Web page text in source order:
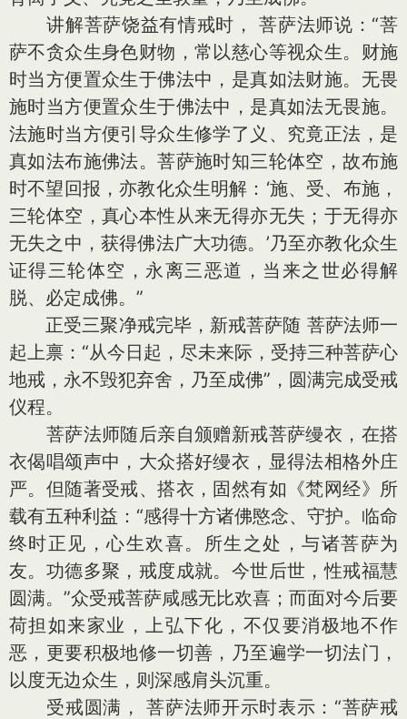
讲解菩萨饶益有情戒时， 菩萨法师说：“菩
萨不贪众生身色财物，常以慈心等视众生。财施
时当方便置众生于佛法中，是真如法财施。无畏
施时当方便置众生于佛法中，是真如法无畏施。
法施时当方便引导众生修学了义、究竟正法，是
真如法布施佛法。菩萨施时知三轮体空，故布施
时不望回报，亦教化众生明解：‘施、受、布施，
三轮体空，真心本性从来无得亦无失；于无得亦
无失之中，获得佛法广大功德。’乃至亦教化众生
证得三轮体空，永离三恶道，当来之世必得解
脱、必定成佛。”
正受三聚净戒完毕，新戒菩萨随 菩萨法师一
起上禀：“从今日起，尽未来际，受持三种菩萨心
地戒，永不毁犯弃舍，乃至成佛”，圆满完成受戒
仪程。
菩萨法师随后亲自颁赠新戒菩萨缦衣，在搭
衣偈唱颂声中，大众搭好缦衣，显得法相格外庄
严。但随著受戒、搭衣，固然有如《梵网经》所
载有五种利益：“感得十方诸佛愍念、守护。临命
终时正见，心生欢喜。所生之处，与诸菩萨为
友。功德多聚，戒度成就。今世后世，性戒福慧
圆满。”众受戒菩萨咸感无比欢喜；而面对今后要
荷担如来家业，上弘下化，不仅要消极地不作
恶，更要积极地修一切善，乃至遍学一切法门，
以度无边众生，则深感肩头沉重。
受戒圆满， 菩萨法师开示时表示：“菩萨戒